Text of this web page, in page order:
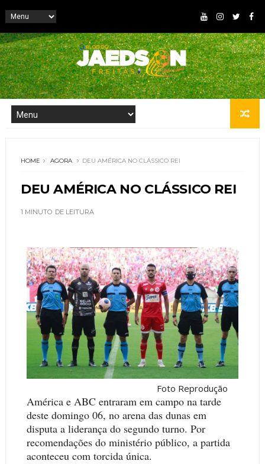
HOME AGORA DEU AMÉRICA NO CLÁSSICO REI
DEU AMÉRICA NO CLÁSSICO REI
1 MINUTO DE LEITURA
Foto Reprodução
América e ABC entraram em campo na tarde
deste domingo 06, no arena das dunas em
disputa a liderança do segundo turno. Por
recomendações do ministério público, a partida
aconteceu com torcida única.